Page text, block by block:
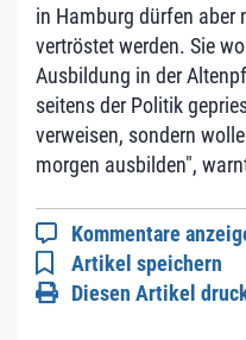
in Hamburg dürfen aber
vertröstet werden. Sie
Ausbildung in der
seitens der Politik
verweisen, sondern
morgen ausbilden",
Kommentare
Artikel speichern
Diesen Artikel